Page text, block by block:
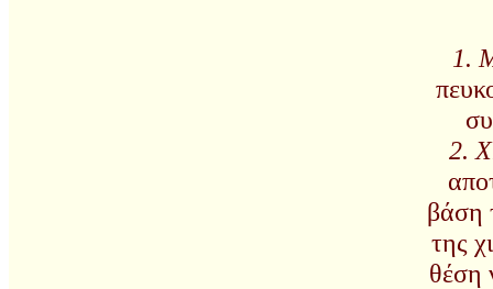
1.
2.
βάση
της
θέση